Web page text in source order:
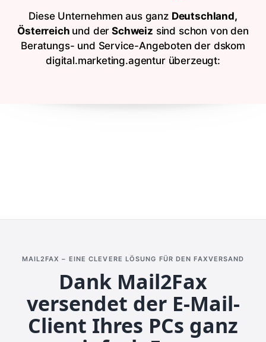
Diese Unternehmen aus ganz Deutschland,
Österreich und der Schweiz sind schon von den
Beratungs- und Service-Angeboten der dskom
digital.marketing.agentur überzeugt:
MAIL2FAX – EINE CLEVERE LÖSUNG FÜR DEN FAXVERSAND
Dank Mail2Fax
versendet der E-Mail-
Client Ihres PCs ganz